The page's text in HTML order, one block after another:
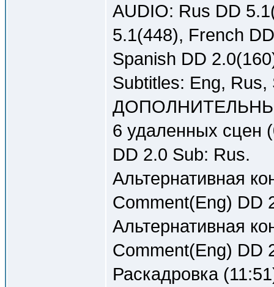
AUDIO: Rus DD
5.1(448), French
Spanish DD
Subtitles: Eng, Rus,
6 удаленных сцен
DD 2.0 Sub: Rus.
Альтернативная
Comment(Eng) DD
Альтернативная
Comment(Eng) DD
Раскадровка